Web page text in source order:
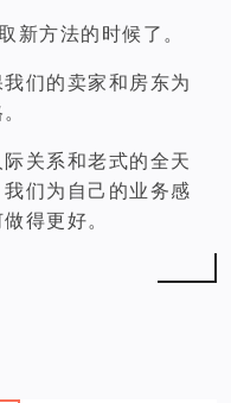
方法的时候了。
们的卖家和房东为
关系和老式的全天
们为自己的业务感
得更好。